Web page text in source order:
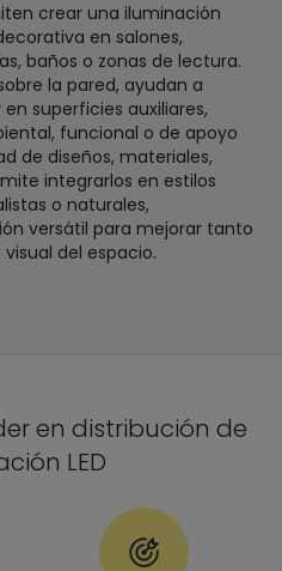
crear una iluminación
en salones,
baños o zonas de lectura.
la pared, ayudan a
superficies auxiliares,
funcional o de apoyo
de diseños, materiales,
integrarlos en estilos
o naturales,
versátil para mejorar tanto
del espacio.
en distribución de
LED